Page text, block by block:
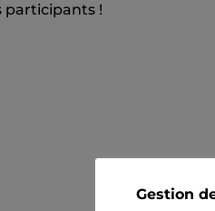
participants !
Gestion